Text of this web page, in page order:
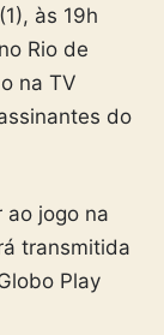
às 19h
Rio de
na TV
do
ao jogo na
transmitida
Play